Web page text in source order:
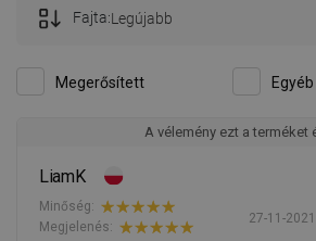
Megerősített
Fajta:Legújabb
A vélemény ezt a terméket
LiamK
27-11-2021
Minőség:
Megjelenés: